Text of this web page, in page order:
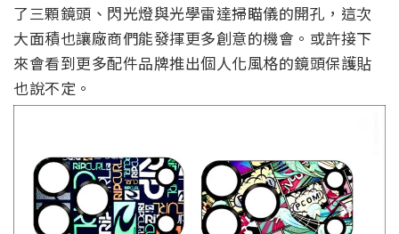
了三顆鏡頭、閃光燈與光學雷達掃瞄儀的開孔，這次
大面積也讓廠商們能發揮更多創意的機會。或許接下
來會看到更多配件品牌推出個人化風格的鏡頭保護貼
也說不定。